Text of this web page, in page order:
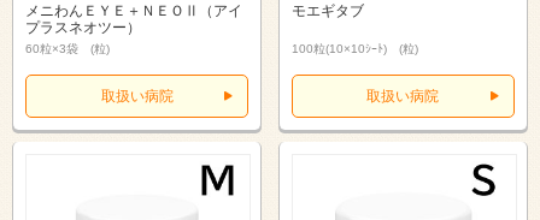
メニわんＥＹＥ＋ＮＥＯⅡ（アイ
プラスネオツー）
60粒×3袋 (粒)
取扱い病院
モエギタブ
100粒(10×10ｼｰﾄ) (粒)
取扱い病院